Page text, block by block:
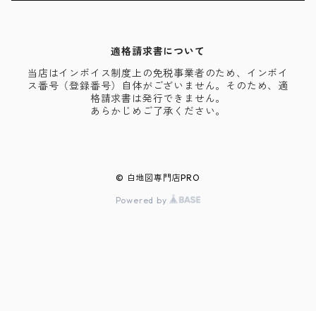
適格請求書について
当店はインボイス制度上の免税事業者のため、インボイ
ス番号（登録番号）自体がございません。そのため、適
格請求書は発行できません。
あらかじめご了承ください。
© 白地図専門店PRO
Powered by